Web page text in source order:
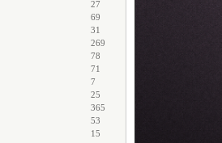
27
69
31
269
78
71
7
25
365
53
15